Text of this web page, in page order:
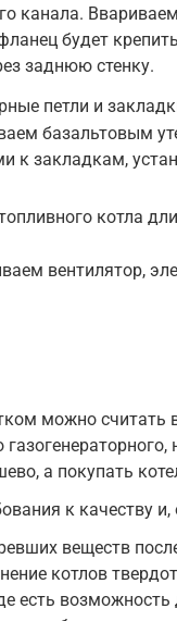
канала.
будет
заднюю стенку.
петли и
базальтовым
к закладкам,
котла
вентилятор,
можно считать
а покупать
к качеству
веществ
котлов
есть